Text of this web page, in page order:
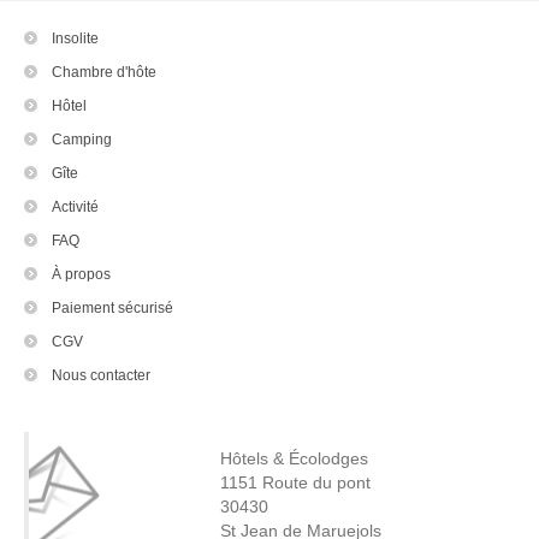
Insolite
Chambre d'hôte
Hôtel
Camping
Gîte
Activité
FAQ
À propos
Paiement sécurisé
CGV
Nous contacter
Hôtels & Écolodges
1151 Route du pont
30430
St Jean de Maruejols